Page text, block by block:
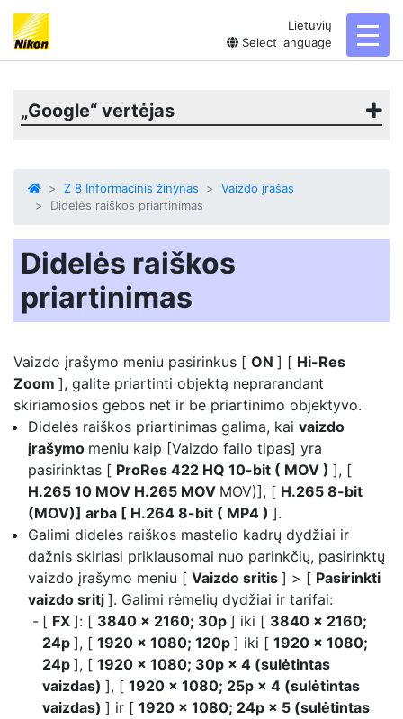
Lietuvių
Select language
„Google“ vertėjas
Z 8 Informacinis žinynas
Vaizdo įrašas
Didelės raiškos priartinimas
Didelės raiškos
priartinimas
Vaizdo įrašymo meniu pasirinkus [ ON ] [ Hi-Res
Zoom ], galite priartinti objektą neprarandant
skiriamosios gebos net ir be priartinimo objektyvo.
Didelės raiškos priartinimas galima, kai vaizdo
įrašymo meniu kaip [Vaizdo failo tipas] yra
pasirinktas [ ProRes 422 HQ 10-bit ( MOV ) ], [
H.265 10 MOV H.265 MOV MOV)], [ H.265 8-bit
(MOV)] arba [ H.264 8-bit ( MP4 ) ].
Galimi didelės raiškos mastelio kadrų dydžiai ir
dažnis skiriasi priklausomai nuo parinkčių, pasirinktų
vaizdo įrašymo meniu [ Vaizdo sritis ] > [ Pasirinkti
vaizdo sritį ]. Galimi rėmelių dydžiai ir tarifai:
[ FX ]: [ 3840 × 2160; 30p ] iki [ 3840 × 2160;
24p ], [ 1920 × 1080; 120p ] iki [ 1920 × 1080;
24p ], [ 1920 × 1080; 30p × 4 (sulėtintas
vaizdas) ], [ 1920 × 1080; 25p × 4 (sulėtintas
vaizdas) ] ir [ 1920 × 1080; 24p × 5 (sulėtintas